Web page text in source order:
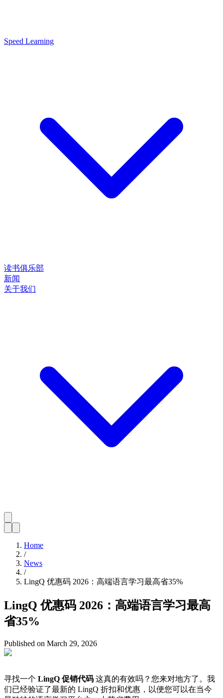
Speed Learning
读书俱乐部
新闻
关于我们
Home
/
News
/
LingQ 优惠码 2026：高端语言学习最高省35%
LingQ 优惠码 2026：高端语言学习最高
省35%
Published on March 29, 2026
寻找一个 LingQ 促销代码 这真的有效吗？您来对地方了。我
们已经验证了最新的 LingQ 折扣和优惠，以便您可以在当今